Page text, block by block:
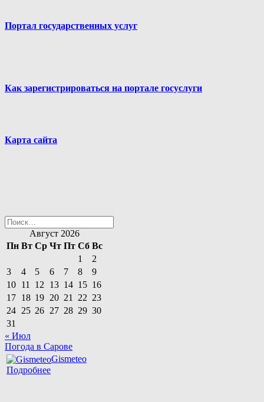
Портал государственных услуг
Как зарегистрироваться на портале госуслуги
Карта сайта
Найти:
Август 2026
Пн Вт Ср Чт Пт Сб Вс
1
2
3
4 5 6 7 8
9
10 11 12 13 14 15 16
17 18 19 20 21 22 23
24 25 26 27 28 29 30
31
« Июл
Погода в Сарове
Gismeteo
Подробнее